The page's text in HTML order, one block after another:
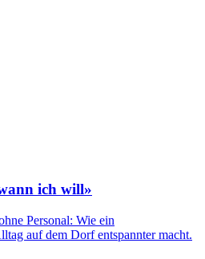
ich will»
Personal: Wie ein
auf dem Dorf entspannter macht.